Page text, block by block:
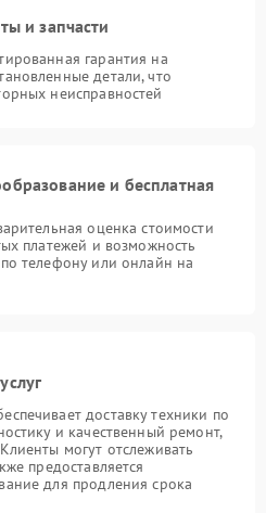
и запчасти
гарантия на
детали, что
неисправностей
и бесплатная
оценка стоимости
платежей и возможность
телефону или онлайн на
доставку техники по
и качественный ремонт,
могут отслеживать
предоставляется
для продления срока